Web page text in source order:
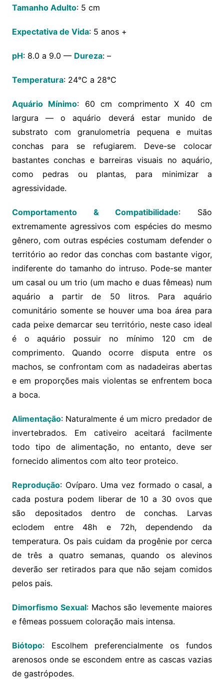
Tamanho Adulto: 5 cm
Expectativa de Vida: 5 anos +
pH: 8.0 a 9.0 — Dureza: –
Temperatura: 24°C a 28°C
Aquário Mínimo: 60 cm comprimento X 40 cm
largura — o aquário deverá estar munido de
substrato com granulometria pequena e muitas
conchas para se refugiarem. Deve-se colocar
bastantes conchas e barreiras visuais no aquário,
como pedras ou plantas, para minimizar a
agressividade.
Comportamento & Compatibilidade: São
extremamente agressivos com espécies do mesmo
gênero, com outras espécies costumam defender o
território ao redor das conchas com bastante vigor,
indiferente do tamanho do intruso. Pode-se manter
um casal ou um trio (um macho e duas fêmeas) num
aquário a partir de 50 litros. Para aquário
comunitário somente se houver uma boa área para
cada peixe demarcar seu território, neste caso ideal
é o aquário possuir no mínimo 120 cm de
comprimento. Quando ocorre disputa entre os
machos, se confrontam com as nadadeiras abertas
e em proporções mais violentas se enfrentem boca
a boca.
Alimentação: Naturalmente é um micro predador de
invertebrados. Em cativeiro aceitará facilmente
todo tipo de alimentação, no entanto, deve ser
fornecido alimentos com alto teor proteico.
Reprodução: Ovíparo. Uma vez formado o casal, a
cada postura podem liberar de 10 a 30 ovos que
são depositados dentro de conchas. Larvas
eclodem entre 48h e 72h, dependendo da
temperatura. Os pais cuidam da progênie por cerca
de três a quatro semanas, quando os alevinos
deverão ser retirados para que não sejam comidos
pelos pais.
Dimorfismo Sexual: Machos são levemente maiores
e fêmeas possuem coloração mais intensa.
Biótopo: Escolhem preferencialmente os fundos
arenosos onde se escondem entre as cascas vazias
de gastrópodes.